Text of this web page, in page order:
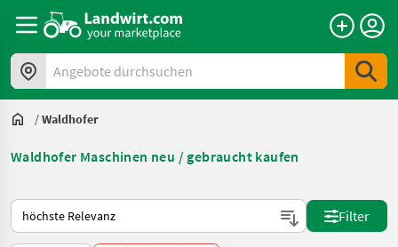
Angebote durchsuchen
/Waldhofer
Waldhofer Maschinen neu / gebraucht kaufen
So wird auf Landwirt.com sortiert
Filter